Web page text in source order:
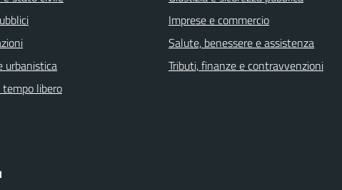
urbanistica
libero
Imprese e commercio
Salute, benessere e assistenza
Tributi, finanze e contravvenzioni